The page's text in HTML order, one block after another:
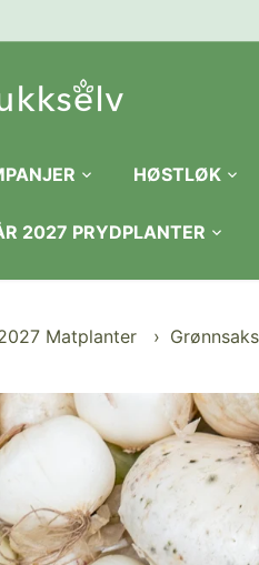
HØSTLØK
2027 PRYDPLANTER
Matplanter ›